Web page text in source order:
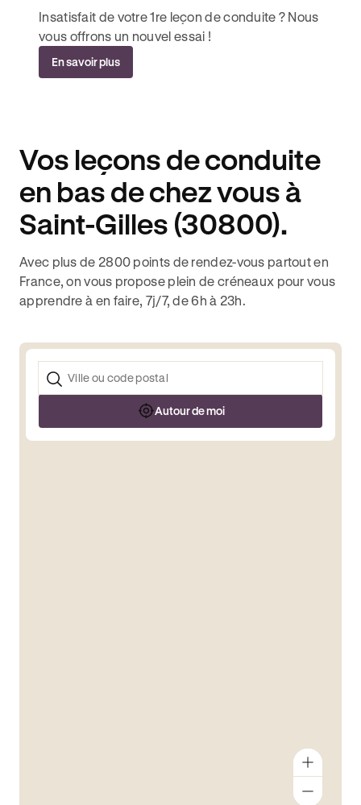
Insatisfait de votre 1re leçon de conduite ? Nous
vous offrons un nouvel essai !
En savoir plus
Vos leçons de conduite
en bas de chez vous à
Saint-Gilles (30800).
Avec plus de 2800 points de rendez-vous partout en
France, on vous propose plein de créneaux pour vous
apprendre à en faire, 7j/7, de 6h à 23h.
Autour de moi